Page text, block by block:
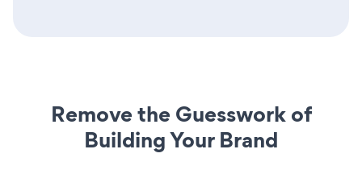
Remove the Guesswork of
Building Your Brand